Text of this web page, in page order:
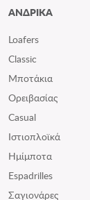
ΑΝΔΡΙΚΑ
Loafers
Classic
Μποτάκια
Ορειβασίας
Casual
Ιστιοπλοϊκά
Ημίμποτα
Espadrilles
Σαγιονάρες